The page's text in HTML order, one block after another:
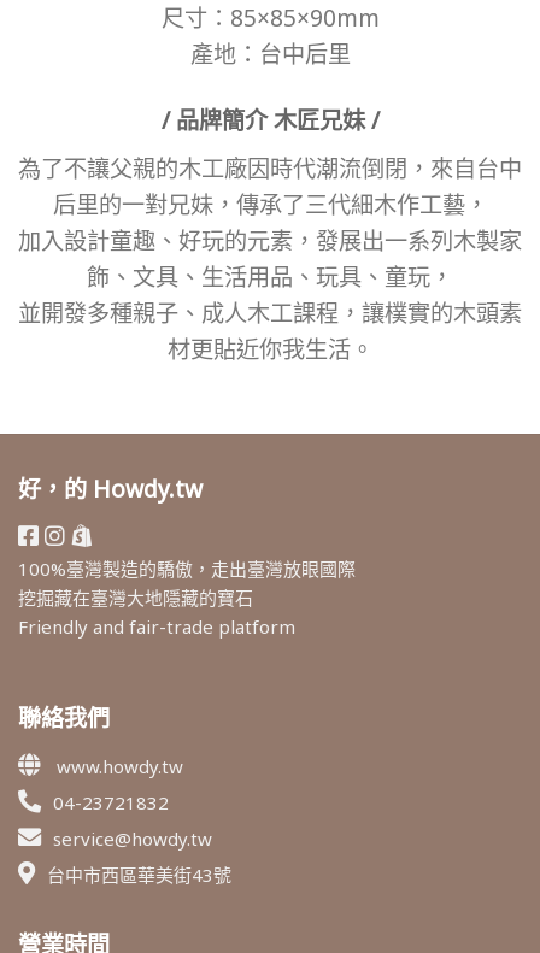
尺寸：85×85×90mm
產地：台中后里
/ 品牌簡介 木匠兄妹 /
為了不讓父親的木工廠因時代潮流倒閉，來自台中
后里的一對兄妹，傳承了三代細木作工藝，
加入設計童趣、好玩的元素，發展出一系列木製家
飾、文具、生活用品、玩具、童玩，
並開發多種親子、成人木工課程，讓樸實的木頭素
材更貼近你我生活。
好，的 Howdy.tw
100%臺灣製造的驕傲，走出臺灣放眼國際
挖掘藏在臺灣大地隱藏的寶石
Friendly and fair-trade platform
聯絡我們
www.howdy.tw
04-23721832
service@howdy.tw
台中市西區華美街43號
營業時間